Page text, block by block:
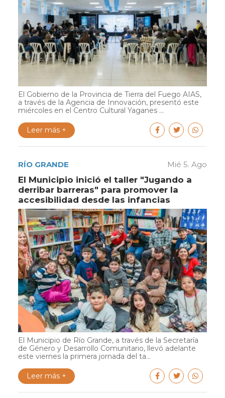
El Gobierno de la Provincia de Tierra del Fuego AIAS,
a través de la Agencia de Innovación, presentó este
miércoles en el Centro Cultural Yaganes ...
Leer más +
RÍO GRANDE Mié 5. Ago
El Municipio inició el taller "Jugando a
derribar barreras" para promover la
accesibilidad desde las infancias
El Municipio de Río Grande, a través de la Secretaría
de Género y Desarrollo Comunitario, llevó adelante
este viernes la primera jornada del ta...
Leer más +